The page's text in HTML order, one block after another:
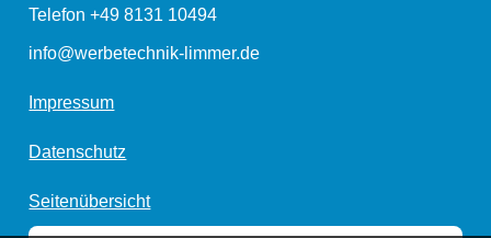
Telefon+49 8131 10494
info@werbetechnik-limmer.de
Impressum
Datenschutz
Seitenübersicht